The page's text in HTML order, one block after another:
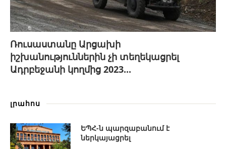
Ռուսաստանը Արցախի
իշխանություններին չի տեղեկացրել
Ադրբեջանի կողմից 2023...
լրահոս
ԵՊՀ-ն պարզաբանում է
ներկայացրել